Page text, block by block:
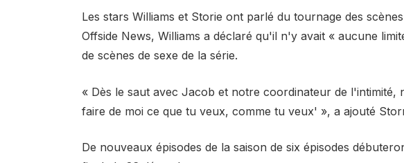
Les stars Williams et Storie ont parlé du tournage des
Offside News, Williams a déclaré qu'il n'y avait « aucune
de scènes de sexe de la série.
« Dès le saut avec Jacob et notre coordinateur de l'intimité,
faire de moi ce que tu veux, comme tu veux' », a ajouté
De nouveaux épisodes de la saison de six épisodes